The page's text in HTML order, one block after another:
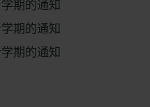
期的通知
期的通知
期的通知